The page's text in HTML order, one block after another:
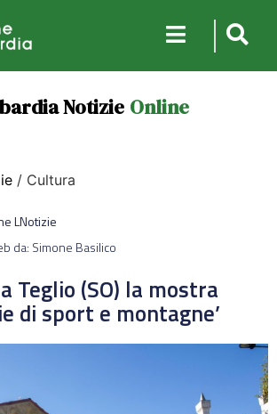
Notizie Online
/ Cultura
LNotizie
da: Simone Basilico
Teglio (SO) la mostra
di sport e montagne’